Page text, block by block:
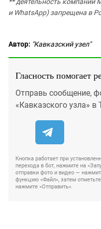
и WhatsApp) запрещена в
Автор: "Кавказский узел"
Гласность помогает
Отправь сообщение,
«Кавказского узла» в
Кнопка работает при
перехода в бот, нажмите на
отправки фото и видео —
функцию «Файл», затем
нажмите «Отправить».